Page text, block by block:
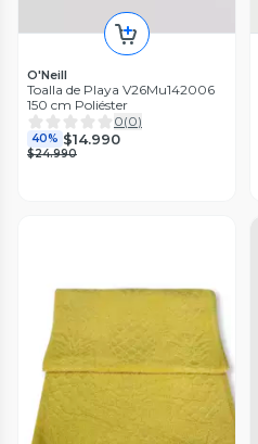
O'Neill
Toalla de Playa V26Mu142006
150 cm Poliéster
0(0)
40% $14.990
$24.990